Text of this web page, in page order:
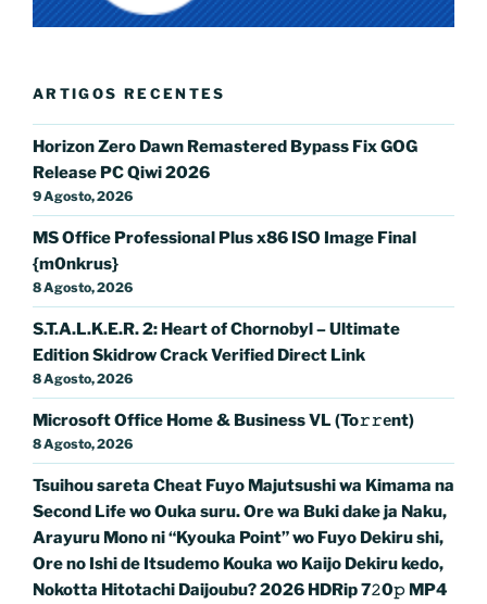
ARTIGOS RECENTES
Horizon Zero Dawn Remastered Bypass Fix GOG
Release PC Qiwi 2026
9 Agosto, 2026
MS Office Professional Plus x86 ISO Image Final
{m0nkrus}
8 Agosto, 2026
S.T.A.L.K.E.R. 2: Heart of Chornobyl – Ultimate
Edition Skidrow Crack Verified Direct Link
8 Agosto, 2026
Microsoft Office Home & Business VL (To𝚛𝚛еnt)
8 Agosto, 2026
Tsuihou sareta Cheat Fuyo Majutsushi wa Kimama na
Second Life wo Ouka suru. Ore wa Buki dake ja Naku,
Arayuru Mono ni “Kyouka Point” wo Fuyo Dekiru shi,
Ore no Ishi de Itsudemo Kouka wo Kaijo Dekiru kedo,
Nokotta Hitotachi Daijoubu? 2026 HDRip 7𝟸0𝚙 MP4